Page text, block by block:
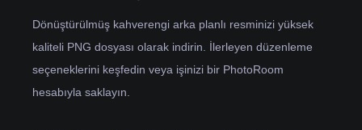
Dönüştürülmüş kahverengi arka planlı resminizi yüksek
kaliteli PNG dosyası olarak indirin. İlerleyen düzenleme
seçeneklerini keşfedin veya işinizi bir PhotoRoom
hesabıyla saklayın.